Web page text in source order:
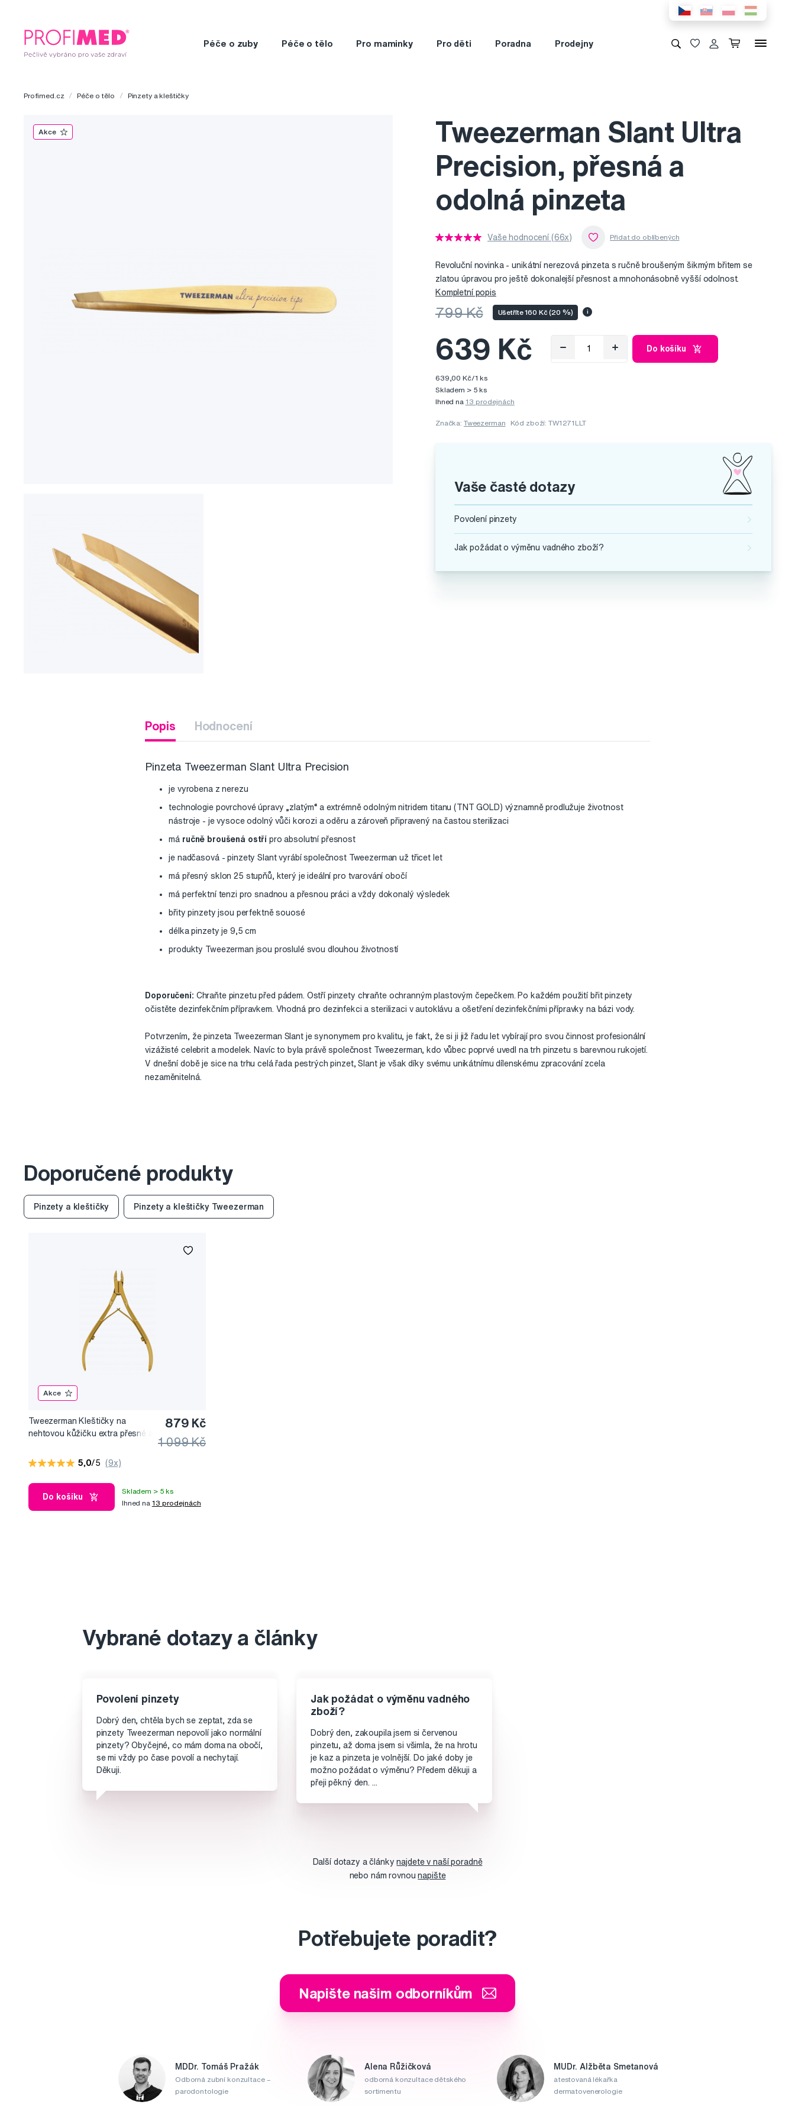
Péče o zuby Péče o tělo Pro maminky Pro děti Poradna Prodejny
Profimed.cz Péče o tělo Pinzety a kleštičky
Akce
Tweezerman Slant Ultra
Precision, přesná a
odolná pinzeta
Vaše hodnocení (66x)
Revoluční novinka - unikátní nerezová pinzeta s ručně broušeným šikmým břitem se
zlatou úpravou pro ještě dokonalejší přesnost a mnohonásobně vyšší odolnost.
Kompletní popis
799 Kč Ušetříte 160 Kč (20 %) i
639 Kč Do košíku
639,00 Kč/1 ks
Skladem > 5 ks
Ihned na 13 prodejnách
Značka: Tweezerman Kód zboží: TW1271LLT
Vaše časté dotazy
Povolení pinzety
Jak požádat o výměnu vadného zboží?
Popis Hodnocení
Pinzeta Tweezerman Slant Ultra Precision
je vyrobena z nerezu
technologie povrchové úpravy „zlatým“ a extrémně odolným nitridem titanu (TNT GOLD) významně prodlužuje životnost
nástroje - je vysoce odolný vůči korozi a oděru a zároveň připravený na častou sterilizaci
má ručně broušená ostří pro absolutní přesnost
je nadčasová - pinzety Slant vyrábí společnost Tweezerman už třicet let
má přesný sklon 25 stupňů, který je ideální pro tvarování obočí
má perfektní tenzi pro snadnou a přesnou práci a vždy dokonalý výsledek
břity pinzety jsou perfektně souosé
délka pinzety je 9,5 cm
produkty Tweezerman jsou proslulé svou dlouhou životností
Doporučení: Chraňte pinzetu před pádem. Ostří pinzety chraňte ochranným plastovým čepečkem. Po každém použití břit pinzety
očistěte dezinfekčním přípravkem. Vhodná pro dezinfekci a sterilizaci v autoklávu a ošetření dezinfekčními přípravky na bázi vody.
Potvrzením, že pinzeta Tweezerman Slant je synonymem pro kvalitu, je fakt, že si ji již řadu let vybírají pro svou činnost profesionální
vizážisté celebrit a modelek. Navíc to byla právě společnost Tweezerman, kdo vůbec poprvé uvedl na trh pinzetu s barevnou rukojetí.
V dnešní době je sice na trhu celá řada pestrých pinzet, Slant je však díky svému unikátnímu dílenskému zpracování zcela
nezaměnitelná.
Doporučené produkty
Pinzety a kleštičky Pinzety a kleštičky Tweezerman
Akce
Tweezerman Kleštičky na
nehtovou kůžičku extra přesné a
879 Kč
1 099 Kč
5,0/5 (9x)
Do košíku
Skladem > 5 ks
Ihned na 13 prodejnách
Vybrané dotazy a články
Povolení pinzety
Dobrý den, chtěla bych se zeptat, zda se
pinzety Tweezerman nepovolí jako normální
pinzety? Obyčejné, co mám doma na obočí,
se mi vždy po čase povolí a nechytají.
Děkuji.
Jak požádat o výměnu vadného
zboží?
Dobrý den, zakoupila jsem si červenou
pinzetu, až doma jsem si všimla, že na hrotu
je kaz a pinzeta je volnější. Do jaké doby je
možno požádat o výměnu? Předem děkuji a
přeji pěkný den. ...
Další dotazy a článkynajdete v naší poradně
nebo nám rovnounapište
Potřebujete poradit?
Napište našim odborníkům
MDDr. Tomáš Pražák
Odborná zubní konzultace –
parodontologie
Alena Růžičková
odborná konzultace dětského
sortimentu
MUDr. Alžběta Smetanová
atestovaná lékařka
dermatovenerologie